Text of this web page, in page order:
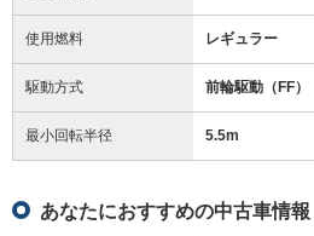
使用燃料 レギュラー
駆動方式 前輪駆動（FF）
最小回転半径 5.5m
あなたにおすすめの中古車情報